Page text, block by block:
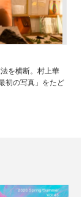
法を横断。村上華
初の写真」をたど